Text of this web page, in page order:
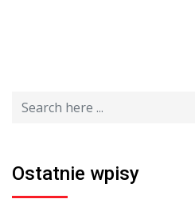
Ostatnie wpisy